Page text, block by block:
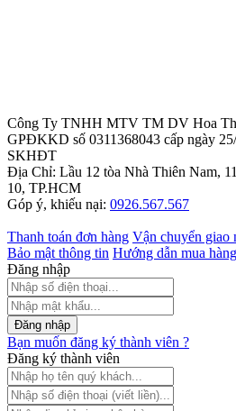
Công Ty TNHH MTV TM DV Hoa
GPĐKKD số 0311368043 cấp ngày
SKHĐT
Địa Chỉ: Lầu 12 tòa Nhà Thiên Nam,
10, TP.HCM
Góp ý, khiếu nại: 0926.567.567
Thanh toán đơn hàng Vận chuyển giao
Bảo mật thông tin Hướng dẫn mua hàng
Đăng nhập
Đăng nhập
Bạn muốn đăng ký thành viên ?
Đăng ký thành viên